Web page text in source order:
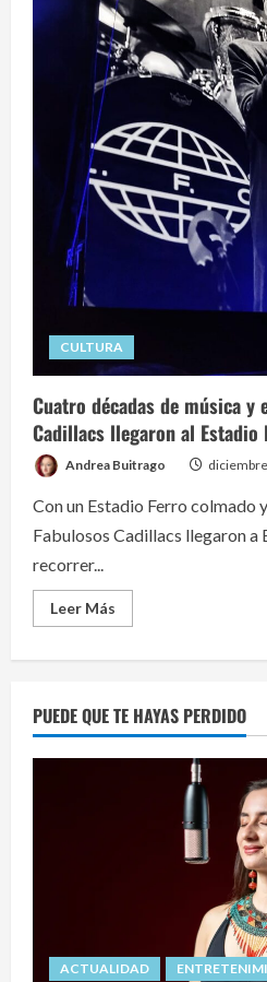
CULTURA
Cuatro décadas de música y
Cadillacs llegaron al Estadio
Andrea Buitrago
Con un Estadio Ferro colmado
Fabulosos Cadillacs llegaron a
recorrer...
Leer Más
more
y
euforia:
Fabulosos
PUEDE QUE TE HAYAS PERDIDO
ACTUALIDAD